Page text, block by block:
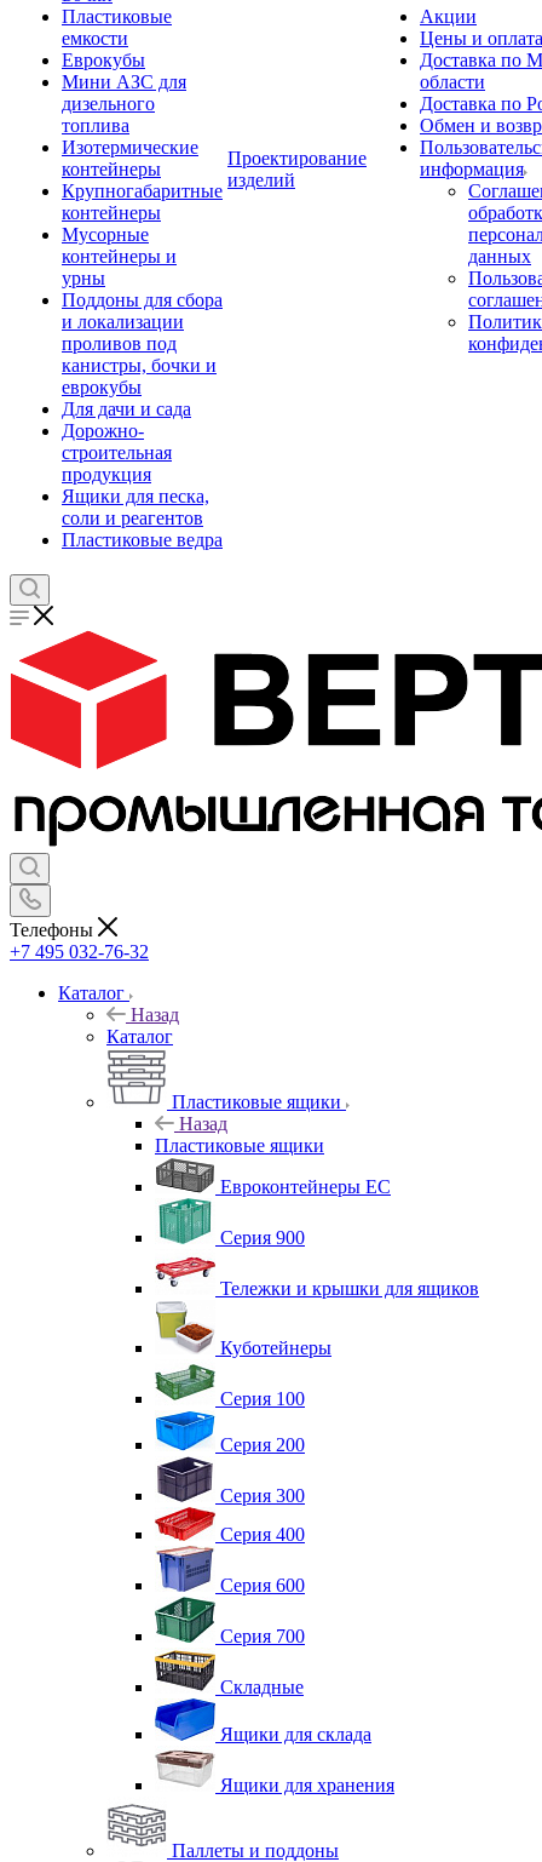
Пластиковые
емкости
Еврокубы
Мини АЗС для
дизельного
топлива
Изотермические
контейнеры
Крупногабаритные
контейнеры
Мусорные
контейнеры и
урны
Поддоны для сбора
и локализации
проливов под
канистры, бочки и
еврокубы
Для дачи и сада
Дорожно-
строительная
продукция
Ящики для песка,
соли и реагентов
Пластиковые ведра
Проектирование
изделий
Акции
Цены и оплата
Доставка по
области
Доставка по
Обмен и
информация
данных
Телефоны
+7 495 032-76-32
Каталог
Назад
Каталог
Пластиковые ящики
Назад
Пластиковые ящики
Евроконтейнеры ЕС
Серия 900
Тележки и крышки для ящиков
Куботейнеры
Серия 100
Серия 200
Серия 300
Серия 400
Серия 600
Серия 700
Складные
Ящики для склада
Ящики для хранения
Паллеты и поддоны